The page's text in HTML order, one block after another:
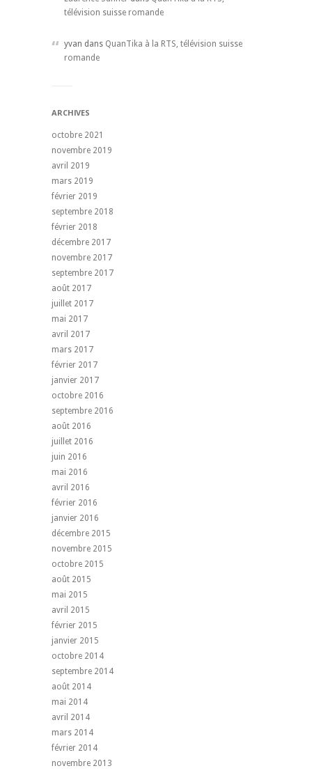
télévision suisse romande
yvan dans QuanTika à la RTS, télévision suisse
romande
ARCHIVES
octobre 2021
novembre 2019
avril 2019
mars 2019
février 2019
septembre 2018
février 2018
décembre 2017
novembre 2017
septembre 2017
août 2017
juillet 2017
mai 2017
avril 2017
mars 2017
février 2017
janvier 2017
octobre 2016
septembre 2016
août 2016
juillet 2016
juin 2016
mai 2016
avril 2016
février 2016
janvier 2016
décembre 2015
novembre 2015
octobre 2015
août 2015
mai 2015
avril 2015
février 2015
janvier 2015
octobre 2014
septembre 2014
août 2014
mai 2014
avril 2014
mars 2014
février 2014
novembre 2013